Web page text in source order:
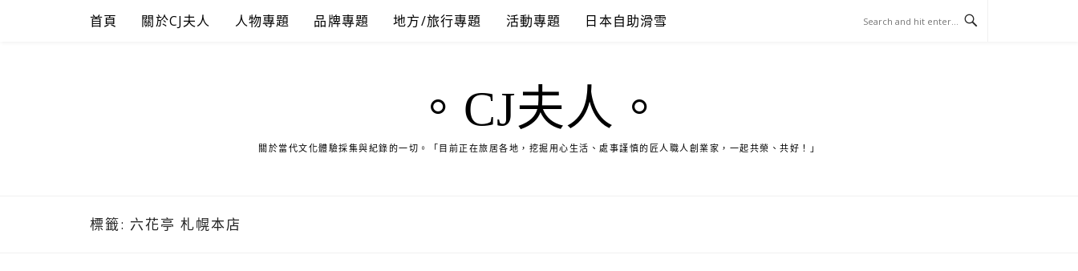
首頁 關於CJ夫人 人物專題 品牌專題 地方/旅行專題 活動專題 日本自助滑雪
。CJ夫人。
關於當代文化體驗採集與紀錄的一切。「目前正在旅居各地，挖掘用心生活、處事謹慎的匠人職人創業家，一起共榮、共好！」
標籤: 六花亭 札幌本店